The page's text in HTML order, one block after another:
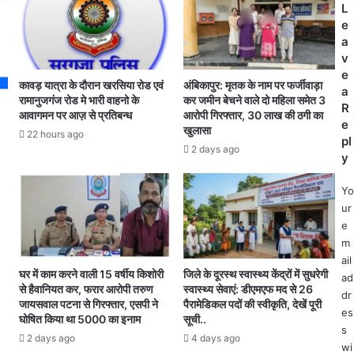
के
भी
गि
फ्ता
प्र
के
लि
ला
कावड़ यात्रा के दौरान खरसिया रोड एवं
रामानुजगंज रोड मे भारी वाहनो के
आवागमन पर आज़ से प्रतिबन्ध
22 hours ago
अंबिकापुर: मृतक के नाम पर फर्जीवाड़ा
कर जमीन बेचने वाले दो महिला समेत 3
आरोपी गिरफ्तार, 30 लाख की ठगी का
खुलासा
2 days ago
घर में काम करने वाली 15 वर्षीय किशोरी
से हैवानियत कर, फरार आरोपी तरुण
जायसवाल पटना से गिरफ्तार, एसपी ने
घोषित किया था 5000 का इनाम
2 days ago
जिले के दूरस्थ स्वास्थ्य केंद्रों में सुधरेगी
स्वास्थ्य सेवाएं: डीएमएफ मद से 26
पैरामेडिकल पदों की स्वीकृति, देखें पूरी
सूची..
4 days ago
L
e
a
v
e
a
R
e
pl
y
Yo
ur
e
m
ail
ad
dr
es
s
wi